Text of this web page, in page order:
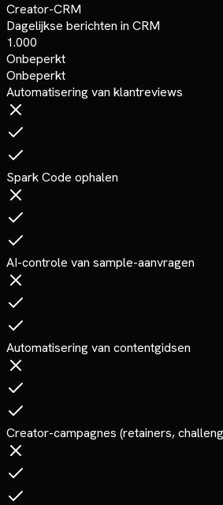
Creator-CRM
Dagelijkse berichten in CRM
1.000
Onbeperkt
Onbeperkt
Automatisering van klantreviews
Spark Code ophalen
AI-controle van sample-aanvragen
Automatisering van contentgidsen
Creator-campagnes (retainers,